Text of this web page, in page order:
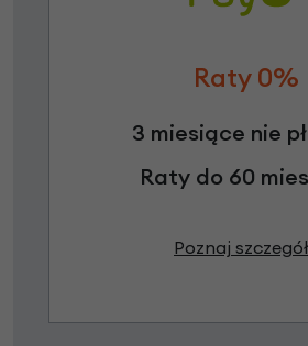
Raty 0%
3 miesiące nie
Raty do 60
Poznaj